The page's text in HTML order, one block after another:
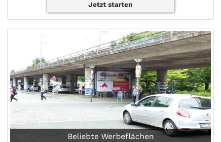
Jetzt starten
Beliebte Werbeflächen